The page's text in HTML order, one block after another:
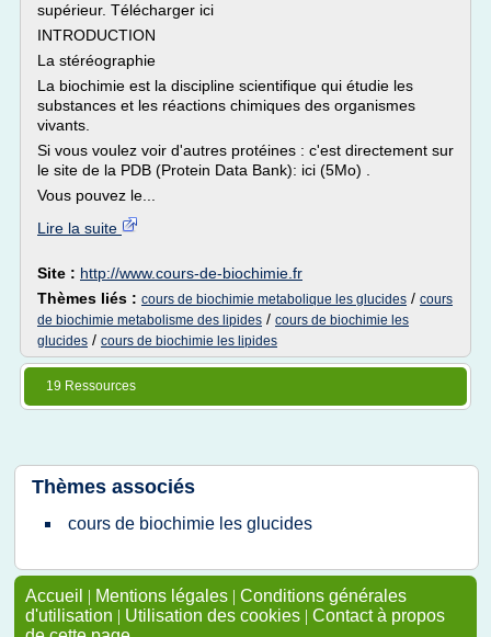
supérieur. Télécharger ici
INTRODUCTION
La stéréographie
La biochimie est la discipline scientifique qui étudie les
substances et les réactions chimiques des organismes
vivants.
Si vous voulez voir d'autres protéines : c'est directement sur
le site de la PDB (Protein Data Bank): ici (5Mo) .
Vous pouvez le...
Lire la suite
Site : http://www.cours-de-biochimie.fr
Thèmes liés : cours de biochimie metabolique les glucides / cours
de biochimie metabolisme des lipides / cours de biochimie les
glucides / cours de biochimie les lipides
19 Ressources
Thèmes associés
cours de biochimie les glucides
Accueil | Mentions légales | Conditions générales
d'utilisation | Utilisation des cookies | Contact à propos